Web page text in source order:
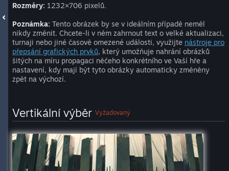
Rozměry: 1232×706 pixelů.
Poznámka: Tento obrázek by se v ideálním případě neměl
nikdy změnit. Chcete-li v něm zahrnout text o velké aktualizaci,
turnaji nebo jiné časově omezené události, využijte nástroje pro
přepsání grafických prvků, který umožňuje nahrání obrázků
šitých na míru propagaci něčeho konkrétního ve Vaší hře a
nastavení, kdy mají být tyto obrázky automaticky změněny
zpět na výchozí.
Vertikální výběr Vyžadovaný